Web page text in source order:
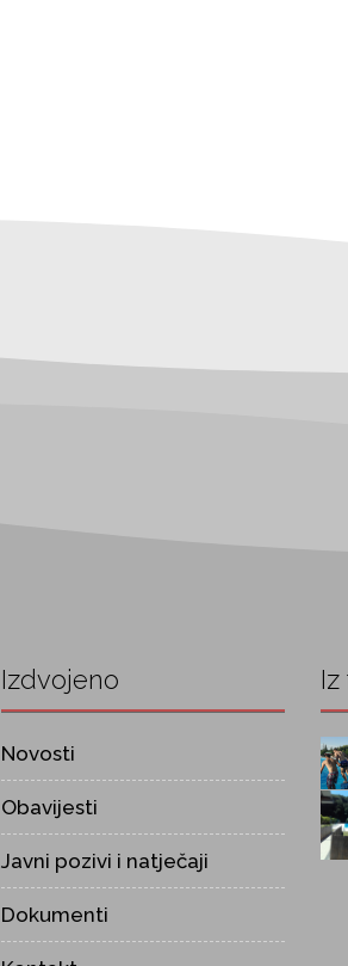
Izdvojeno
Novosti
Obavijesti
Javni pozivi i natječaji
Dokumenti